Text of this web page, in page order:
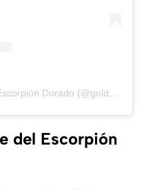
Una publicación compartida de Escorpión Dorado (@goldenescorpion)
del Escorpión